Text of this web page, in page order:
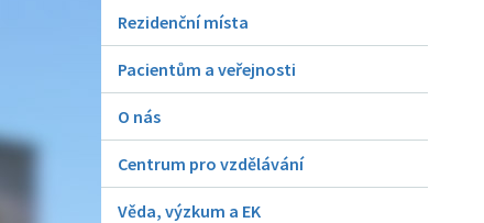
Rezidenční místa
Pacientům a veřejnosti
O nás
Centrum pro vzdělávání
Věda, výzkum a EK